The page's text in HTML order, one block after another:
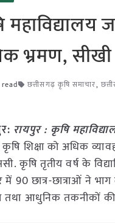
भ्रमण,
छत्तीसगढ़ कृषि समाचार,
रायपुर : कृषि
कृषि शिक्षा को अधिक
कृषि तृतीय वर्ष के
90 छात्र-छात्राओं ने
आधुनिक तकनीकों की